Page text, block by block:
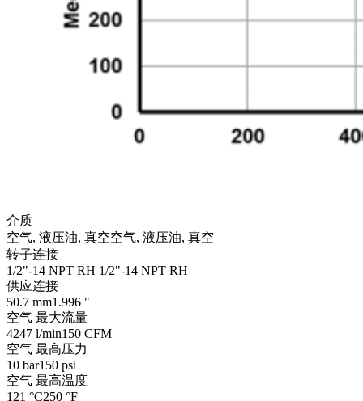
介质
空气, 液压油, 真空空气, 液压油, 真空
转子连接
1/2"-14 NPT RH 1/2"-14 NPT RH
供应连接
50.7 mm1.996 "
空气 最大流量
4247 l/min150 CFM
空气 最高压力
10 bar150 psi
空气 最高温度
121 °C250 °F